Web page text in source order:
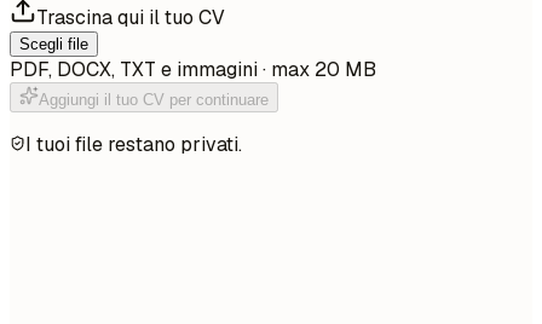
Trascina qui il tuo CV
Scegli file
PDF, DOCX, TXT e immagini · max 20 MB
Aggiungi il tuo CV per continuare
I tuoi file restano privati.